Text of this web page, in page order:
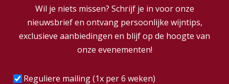
Wil je niets missen? Schrijf je in voor onze
nieuwsbrief en ontvang persoonlijke wijntips,
exclusieve aanbiedingen en blijf op de hoogte van
onze evenementen!
Frequentie(Vereist)
Reguliere mailing (1x per 6 weken)